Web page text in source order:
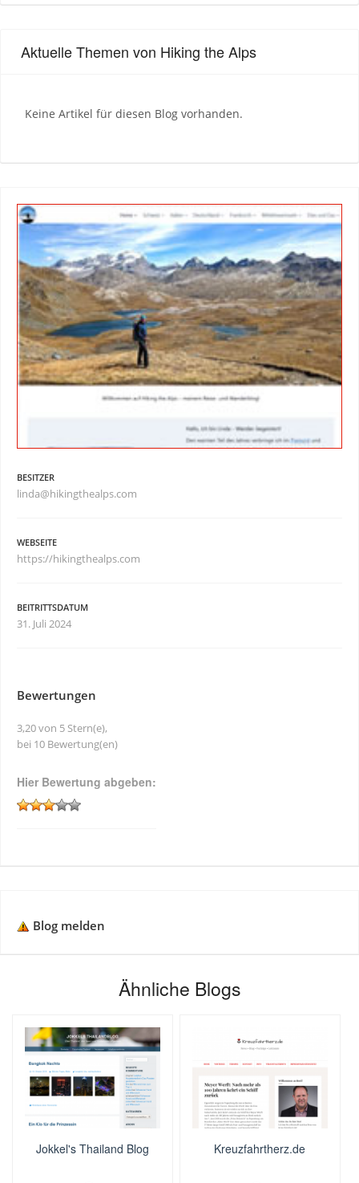
Aktuelle Themen von Hiking the Alps
Keine Artikel für diesen Blog vorhanden.
BESITZER
linda@hikingthealps.com
WEBSEITE
https://hikingthealps.com
BEITRITTSDATUM
31. Juli 2024
Bewertungen
3,20 von 5 Stern(e),
bei 10 Bewertung(en)
Hier Bewertung abgeben:
Blog melden
Ähnliche Blogs
Jokkel's Thailand Blog Kreuzfahrtherz.de